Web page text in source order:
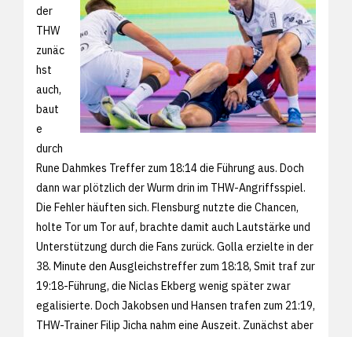
der
THW
zunäc
hst
auch,
baut
e
durch
Rune Dahmkes Treffer zum 18:14 die Führung aus. Doch
dann war plötzlich der Wurm drin im THW-Angriffsspiel.
Die Fehler häuften sich. Flensburg nutzte die Chancen,
holte Tor um Tor auf, brachte damit auch Lautstärke und
Unterstützung durch die Fans zurück. Golla erzielte in der
38. Minute den Ausgleichstreffer zum 18:18, Smit traf zur
19:18-Führung, die Niclas Ekberg wenig später zwar
egalisierte. Doch Jakobsen und Hansen trafen zum 21:19,
THW-Trainer Filip Jicha nahm eine Auszeit. Zunächst aber